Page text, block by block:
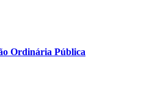
Ordinária Pública